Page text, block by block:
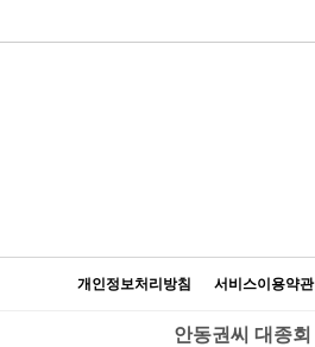
개인정보처리방침 서비스이용약관
안동권씨 대종회